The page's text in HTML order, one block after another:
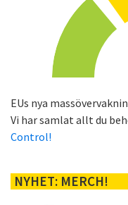
EUs nya
Vi har samlat allt du
Control!
NYHET: MERCH!